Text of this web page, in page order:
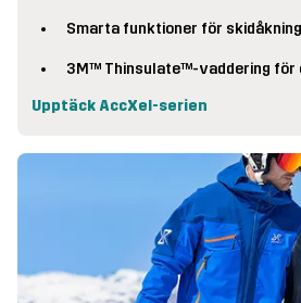
Smarta funktioner för skidåkning
3M™ Thinsulate™-vaddering för
Upptäck AccXel-serien